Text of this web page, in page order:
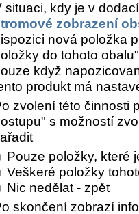
situaci, kdy je v
zobrazení
nová položka
do tohoto
když
produkt má
zvolení této činnosti
s možností
Pouze položky, které
Veškeré položky
Nic nedělat - zpět
skončení zobrazí